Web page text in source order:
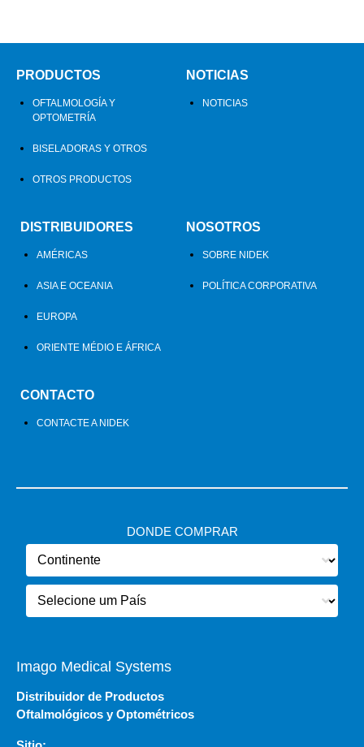
PRODUCTOS
OFTALMOLOGÍA Y
OPTOMETRÍA
BISELADORAS Y OTROS
OTROS PRODUCTOS
NOTICIAS
NOTICIAS
DISTRIBUIDORES
AMÉRICAS
ASIA E OCEANIA
EUROPA
ORIENTE MÉDIO E ÁFRICA
NOSOTROS
SOBRE NIDEK
POLÍTICA CORPORATIVA
CONTACTO
CONTACTE A NIDEK
DONDE COMPRAR
Imago Medical Systems
Distribuidor de Productos
Oftalmológicos y Optométricos